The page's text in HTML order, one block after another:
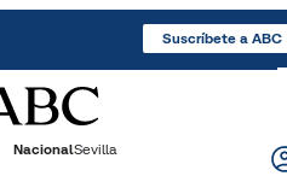
Suscríbete a ABC
NacionalSevilla